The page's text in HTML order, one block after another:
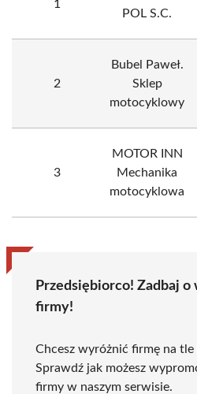
1
POL S.C.
2
Bubel Paweł.
Sklep
motocyklowy
3
MOTOR INN
Mechanika
motocyklowa
Przedsiębiorco! Zadbaj o
firmy!
Chcesz wyróżnić firmę na
Sprawdź jak możesz
firmy w naszym serwisie.